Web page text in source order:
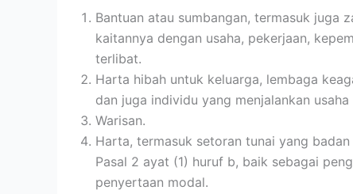
Bantuan atau sumbangan, termasuk juga
kaitannya dengan usaha, pekerjaan,
terlibat.
Harta hibah untuk keluarga, lembaga
dan juga individu yang menjalankan usaha
Warisan.
Harta, termasuk setoran tunai yang
Pasal 2 ayat (1) huruf b, baik sebagai
penyertaan modal.